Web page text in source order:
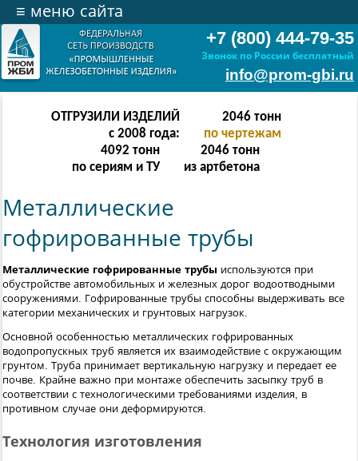
+7 (800) 444-79-35
Звонок по России бесплатный
info@prom-gbi.ru
≡ меню сайта
ОТГРУЗИЛИ ИЗДЕЛИЙ
с 2008 года:
4094тонн
по чертежам
8188 тонн
по сериям и ТУ
4094 тонн
из артбетона
Металлические
гофрированные трубы
Металлические гофрированные трубы используются при
обустройстве автомобильных и железных дорог водоотводными
сооружениями. Гофрированные трубы способны выдерживать все
категории механических и грунтовых нагрузок.
Основной особенностью металлических гофрированных
водопропускных труб является их взаимодействие с окружающим
грунтом. Труба принимает вертикальную нагрузку и передает ее
почве. Крайне важно при монтаже обеспечить засыпку труб в
соответствии с технологическими требованиями изделия, в
противном случае они деформируются.
Технология изготовления